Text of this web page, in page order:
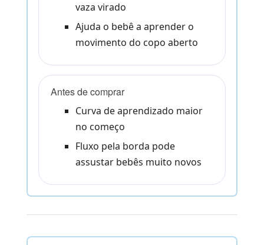
vaza virado
Ajuda o bebê a aprender o
movimento do copo aberto
Antes de comprar
Curva de aprendizado maior
no começo
Fluxo pela borda pode
assustar bebês muito novos